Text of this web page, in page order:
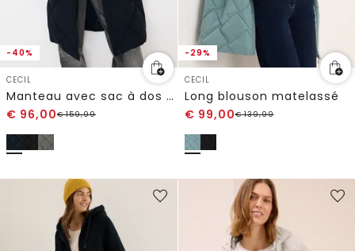
-40%
CECIL
Manteau avec sac à dos Strings
€ 96,00€159,99
-29%
CECIL
Long blouson matelassé
€ 99,00€139,99